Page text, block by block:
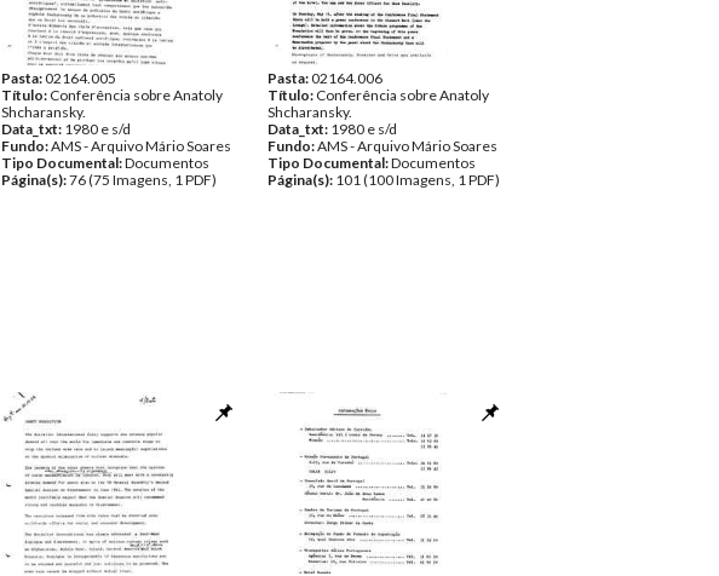
Pasta:02164.005
Título: Conferência sobre Anatoly
Shcharansky.
Data_txt: 1980 e s/d
Fundo:AMS - Arquivo Mário Soares
Tipo Documental:Documentos
Página(s):76 (75 Imagens, 1 PDF)
Pasta:02164.006
Título: Conferência sobre Anatoly
Shcharansky.
Data_txt: 1980 e s/d
Fundo:AMS - Arquivo Mário Soares
Tipo Documental:Documentos
Página(s): 101 (100 Imagens, 1 PDF)